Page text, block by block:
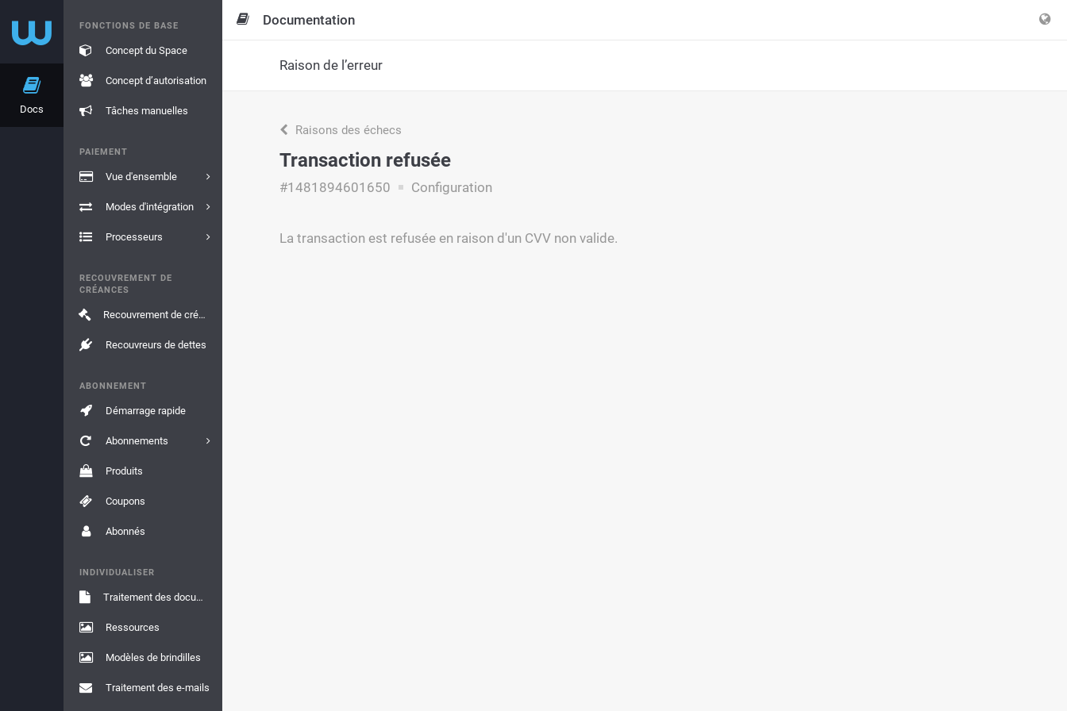
Docs
FONCTIONS DE BASE
Concept du Space
Concept d’autorisation
Tâches manuelles
PAIEMENT
Vue d'ensemble
Modes d'intégration
Processeurs
RECOUVREMENT DE
CRÉANCES
Recouvrement de créances
Recouvreurs de dettes
ABONNEMENT
Démarrage rapide
Abonnements
Produits
Coupons
Abonnés
INDIVIDUALISER
Traitement des documents
Ressources
Modèles de brindilles
Traitement des e-mails
Documentation
Raison de l’erreur
Raisons des échecs
Transaction refusée
#1481894601650 Configuration
La transaction est refusée en raison d'un CVV non valide.